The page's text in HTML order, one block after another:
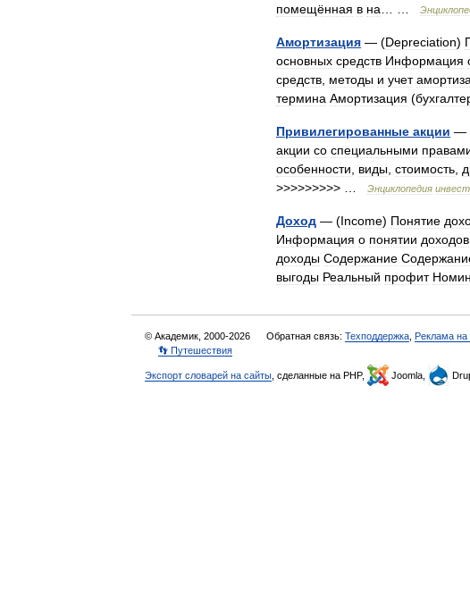
помещённая в на
Амортизация — (Depreciation)
основных средств Информация
средств методы и учет
термина Амортизация (
Привилегированные акции —
акции со специальными
особенности
виды стоимость
>>>>>>>>> …
Энциклопедия
Доход — (Income) Понятие
Информация о понятии доходов
доходы Содержание
выгоды Реальный профит
© Академик, 2000-2026 Обратная связь: Техподдержка Реклама на
👣 Путешествия
Экспорт словарей на сайты , сделанные на PHP, Joomla,